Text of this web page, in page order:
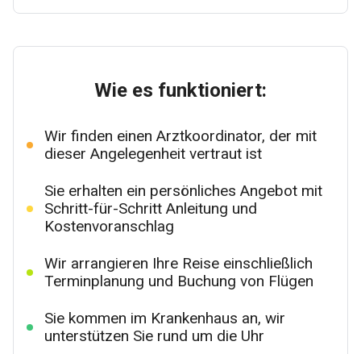
Wie es funktioniert:
Wir finden einen Arztkoordinator, der mit
dieser Angelegenheit vertraut ist
Sie erhalten ein persönliches Angebot mit
Schritt-für-Schritt Anleitung und
Kostenvoranschlag
Wir arrangieren Ihre Reise einschließlich
Terminplanung und Buchung von Flügen
Sie kommen im Krankenhaus an, wir
unterstützen Sie rund um die Uhr